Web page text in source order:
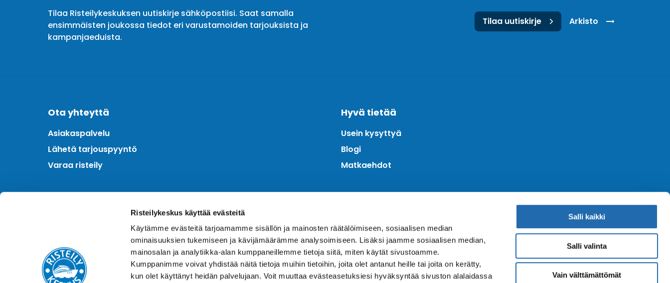
Risteilykeskus käyttää evästeitä
Käytämme evästeitä tarjoamamme sisällön ja mainosten räätälöimiseen, sosiaalisen median
ominaisuuksien tukemiseen ja kävijämäärämme analysoimiseen. Lisäksi jaamme sosiaalisen median,
mainosalan ja analytiikka-alan kumppaneillemme tietoja siitä, miten käytät sivustoamme.
Kumppanimme voivat yhdistää näitä tietoja muihin tietoihin, joita olet antanut heille tai joita on kerätty,
kun olet käyttänyt heidän palvelujaan. Voit muuttaa evästeasetuksiesi hyväksyntää sivuston alalaidassa
Salli kaikki
Salli valinta
Vain välttämättömät
Tilaa Risteilykeskuksen uutiskirje sähköpostiisi. Saat samalla
ensimmäisten joukossa tiedot eri varustamoiden tarjouksista ja
kampanjaeduista.
Tilaa uutiskirje Arkisto
Ota yhteyttä
Asiakaspalvelu
Lähetä tarjouspyyntö
Varaa risteily
Hyvä tietää
Usein kysyttyä
Blogi
Matkaehdot
Meistä
Kotimainen asiantuntija
Finnair Plus